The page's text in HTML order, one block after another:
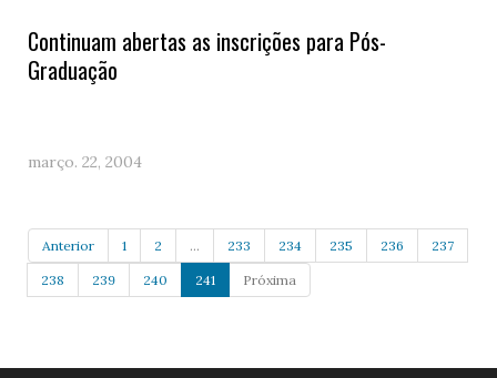
Continuam abertas as inscrições para Pós-
Graduação
março. 22, 2004
Anterior 1 2 ... 233 234 235 236 237
238 239 240 241 Próxima